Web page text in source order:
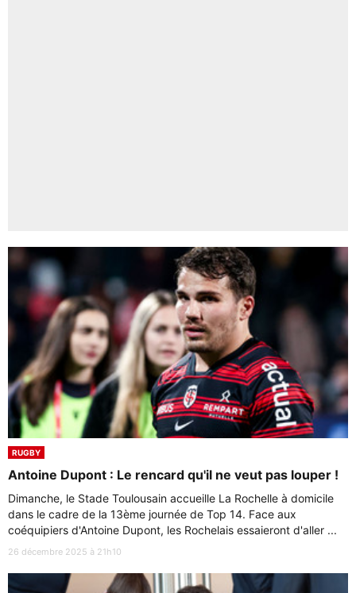
RUGBY
Antoine Dupont : Le rencard qu'il ne veut pas louper !
Dimanche, le Stade Toulousain accueille La Rochelle à domicile
dans le cadre de la 13ème journée de Top 14. Face aux
coéquipiers d'Antoine Dupont, les Rochelais essaieront d'aller ...
26 décembre 2025 à 21h10